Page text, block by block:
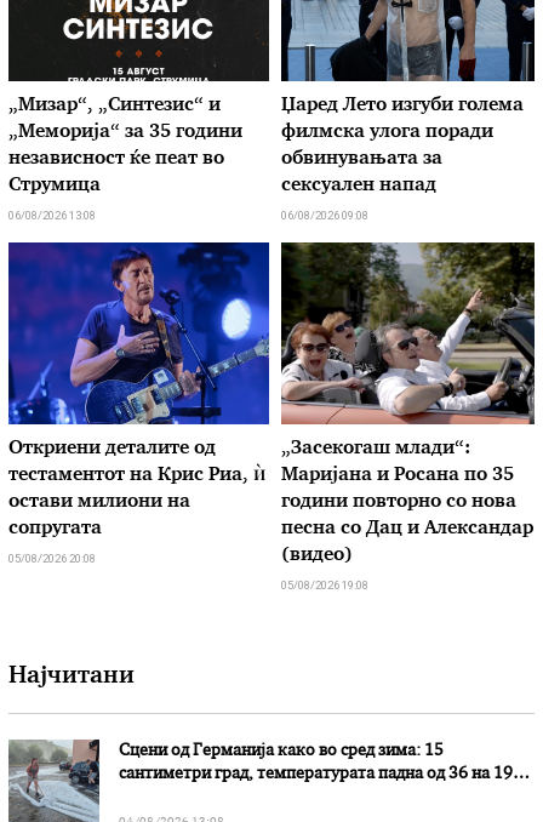
„Мизар“, „Синтезис“ и
„Меморија“ за 35 години
независност ќе пеат во
Струмица
06/08/2026 13:08
Џаред Лето изгуби голема
филмска улога поради
обвинувањата за
сексуален напад
06/08/2026 09:08
Откриени деталите од
тестаментот на Крис Риа, ѝ
остави милиони на
сопругата
05/08/2026 20:08
„Засекогаш млади“:
Маријана и Росана по 35
години повторно со нова
песна со Дац и Александар
(видео)
05/08/2026 19:08
Најчитани
Сцени од Германија како во сред зима: 15
сантиметри град, температурата падна од 36 на 19